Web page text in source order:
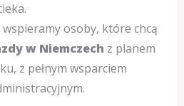
osoby, które chcą
w Niemczech z planem
z pełnym wsparciem